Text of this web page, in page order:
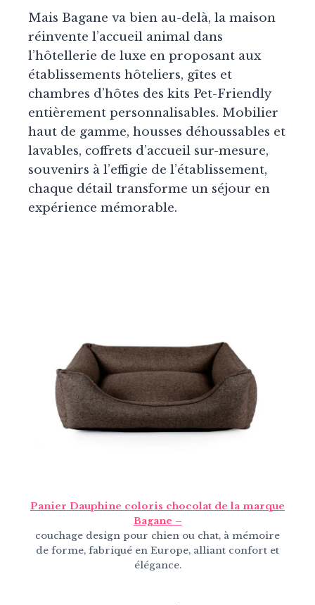
Mais Bagane va bien au-delà, la maison
réinvente l’accueil animal dans
l’hôtellerie de luxe en proposant aux
établissements hôteliers, gîtes et
chambres d’hôtes des kits Pet-Friendly
entièrement personnalisables. Mobilier
haut de gamme, housses déhoussables et
lavables, coffrets d’accueil sur-mesure,
souvenirs à l’effigie de l’établissement,
chaque détail transforme un séjour en
expérience mémorable.
Panier Dauphine coloris chocolat de la marque
Bagane –
couchage design pour chien ou chat, à mémoire
de forme, fabriqué en Europe, alliant confort et
élégance.